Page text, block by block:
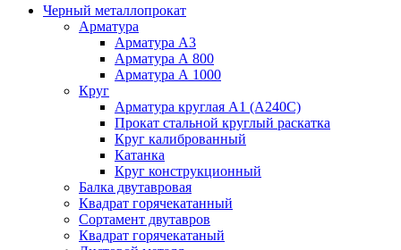
Черный металлопрокат
Арматура
Арматура А3
Арматура А 800
Арматура А 1000
Круг
Арматура круглая А1 (А240C)
Прокат стальной круглый раскатка
Круг калиброванный
Катанка
Круг конструкционный
Балка двутавровая
Квадрат горячекатанный
Сортамент двутавров
Квадрат горячекатаный